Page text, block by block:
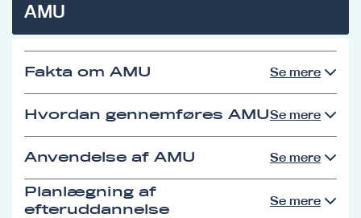
AMU
Fakta om AMU Se mere
Hvordan gennemføres AMUSe mere
Anvendelse af AMU Se mere
Planlægning af
efteruddannelse
Se mere